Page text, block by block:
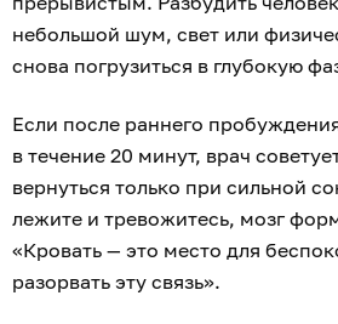
небольшой шум, свет или
снова погрузиться в глубокую
Если после раннего
в течение 20 минут, врач
вернуться только при сильной
лежите и тревожитесь, мозг
«Кровать — это место для
разорвать эту связь».